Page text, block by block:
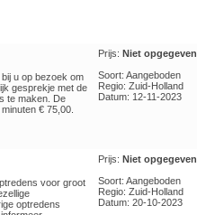
u op bezoek om
gesprekje met de
te maken. De
€ 75,00.
Prijs: Niet opgegeven
Soort: Aangeboden
Regio: Zuid-Holland
Datum: 12-11-2023
voor groot
optredens
Prijs: Niet opgegeven
Soort: Aangeboden
Regio: Zuid-Holland
Datum: 20-10-2023